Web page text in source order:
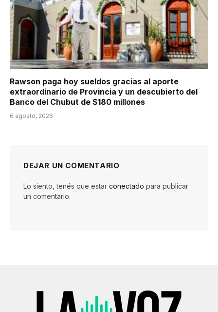
Rawson paga hoy sueldos gracias al aporte
extraordinario de Provincia y un descubierto del
Banco del Chubut de $180 millones
6 agosto, 2026
DEJAR UN COMENTARIO
Lo siento, tenés que estar conectado para publicar
un comentario.